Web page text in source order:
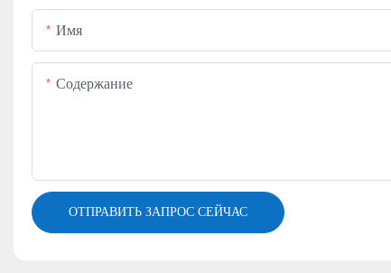
Имя
Содержание
ОТПРАВИТЬ ЗАПРОС СЕЙЧАС